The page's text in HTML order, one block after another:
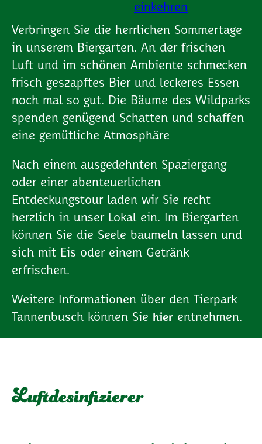
Verbringen Sie die herrlichen Sommertage
in unserem Biergarten. An der frischen
Luft und im schönen Ambiente schmecken
frisch geszapftes Bier und leckeres Essen
noch mal so gut. Die Bäume des Wildparks
spenden genügend Schatten und schaffen
eine gemütliche Atmosphäre
Nach einem ausgedehnten Spaziergang
oder einer abenteuerlichen
Entdeckungstour laden wir Sie recht
herzlich in unser Lokal ein. Im Biergarten
können Sie die Seele baumeln lassen und
sich mit Eis oder einem Getränk
erfrischen.
Weitere Informationen über den Tierpark
Tannenbusch können Sie
hier entnehmen.
Luftdesinfizierer